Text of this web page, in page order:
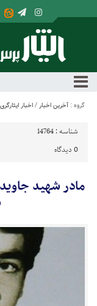
گروه : آخرین اخبار / اخبار ایثارگری
شناسه : 14764
0 دیدگاه
مادر شهید